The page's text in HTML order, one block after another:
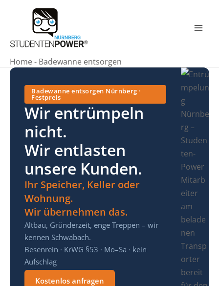
Home- Badewanne entsorgen
Badewanne entsorgen Nürnberg ·
Festpreis
Wir entrümpeln
nicht.
Wir entlasten
unsere Kunden.
Ihr Speicher, Keller oder
Wohnung.
Wir übernehmen das.
Altbau, Gründerzeit, enge Treppen – wir
kennen Schwabach.
Besenrein · KrWG §53 · Mo–Sa · kein
Aufschlag
Kostenlos anfragen